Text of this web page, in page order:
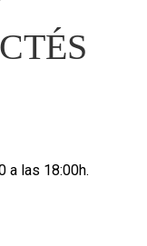
a las 18:00h.